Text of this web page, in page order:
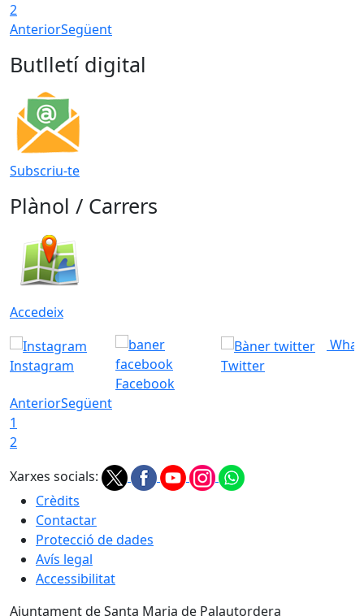
2
AnteriorSegüent
Butlletí digital
Subscriu-te
Plànol / Carrers
Accedeix
Instagram
Facebook
Twitter
AnteriorSegüent
1
2
Xarxes socials:
Crèdits
Contactar
Protecció de dades
Avís legal
Accessibilitat
Ajuntament de Santa Maria de Palautordera